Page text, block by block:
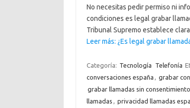
No necesitas pedir permiso ni
condiciones es legal grabar
Tribunal Supremo establece
Leer más: ¿Es legal grabar
Categoría: Tecnología Telefonía
conversaciones españa , grabar
grabar llamadas sin consentimiento
llamadas , privacidad llamadas